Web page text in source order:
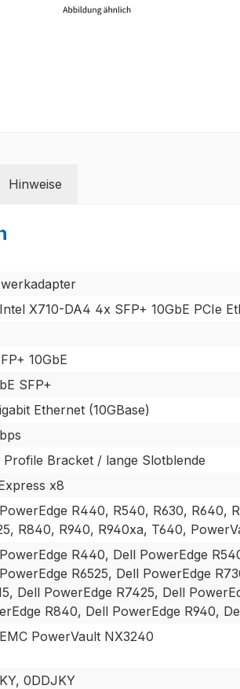
Hinweise
X710-DA4 4x SFP+ 10GbE PCIe
10GbE
SFP+
Ethernet (10GBase)
Profile Bracket / lange Slotblende
x8
R440, R540, R630, R640,
R840, R940, R940xa, T640,
R440, Dell PowerEdge
R6525, Dell PowerEdge
Dell PowerEdge R7425, Dell
R840, Dell PowerEdge R940,
PowerVault NX3240
0DDJKY